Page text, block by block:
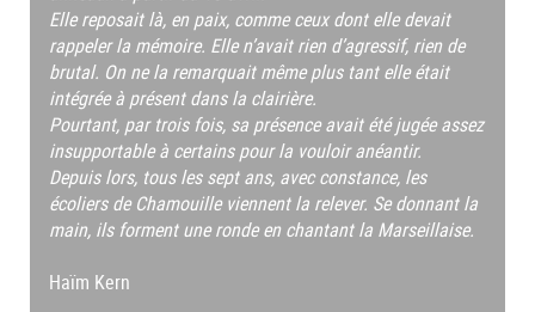
Elle reposait là, en paix, comme ceux dont elle devait
rappeler la mémoire. Elle n’avait rien d’agressif, rien de
brutal. On ne la remarquait même plus tant elle était
intégrée à présent dans la clairière.
Pourtant, par trois fois, sa présence avait été jugée assez
insupportable à certains pour la vouloir anéantir.
Depuis lors, tous les sept ans, avec constance, les
écoliers de Chamouille viennent la relever. Se donnant la
main, ils forment une ronde en chantant la Marseillaise.
Haïm Kern